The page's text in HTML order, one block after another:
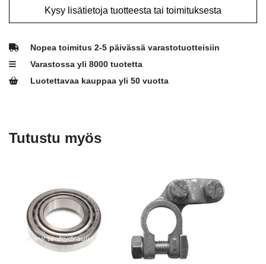
Kysy lisätietoja tuotteesta tai toimituksesta
Nopea toimitus 2-5 päivässä varastotuotteisiin
Varastossa yli 8000 tuotetta
Luotettavaa kauppaa yli 50 vuotta
Tutustu myös